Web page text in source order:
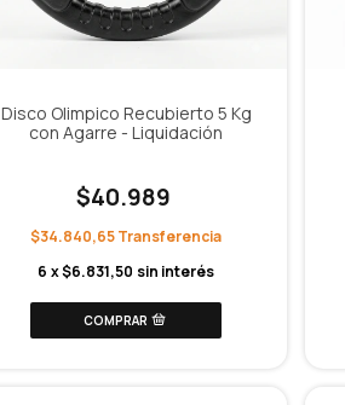
Disco Olimpico Recubierto 5 Kg
con Agarre - Liquidación
$40.989
$34.840,65
6 x$6.831,50 sin interés